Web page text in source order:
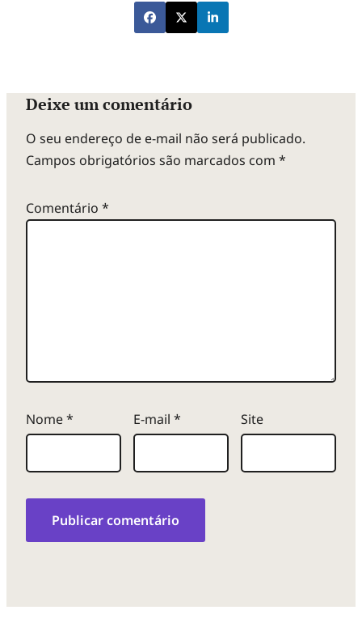
Deixe um comentário
O seu endereço de e-mail não será publicado.
Campos obrigatórios são marcados com *
Comentário *
Nome* E-mail * Site